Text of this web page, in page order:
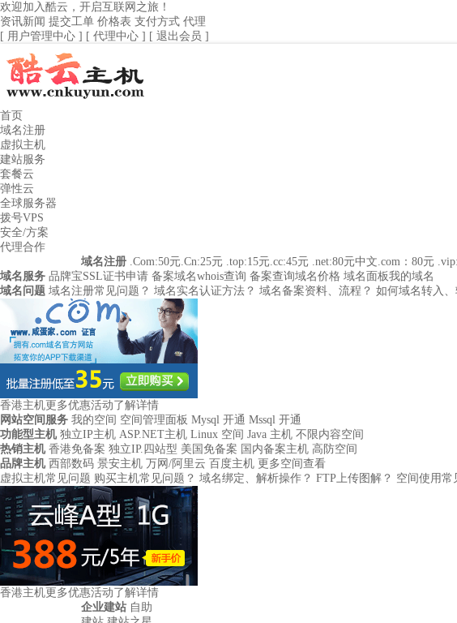
欢迎加入酷云，开启互联网之旅！
资讯新闻 提交工单 价格表 支付方式 代理
[ 用户管理中心 ] [ 代理中心 ] [ 退出会员 ]
首页
域名注册
虚拟主机
建站服务
套餐云
弹性云
全球服务器
拨号VPS
安全/方案
代理合作
域名注册 .Com:50元.Cn:25元 .top:15元.cc:45元 .net:80元中文.com：80元
域名服务 品牌宝SSL证书申请 备案域名whois查询 备案查询域名价格 域名面板我的域名
域名问题 域名注册常见问题？ 域名实名认证方法？ 域名备案资料、流程？ 如何域名转入、
香港主机更多优惠活动了解详情
网站空间服务 我的空间 空间管理面板 Mysql 开通 Mssql 开通
功能型主机 独立IP主机 ASP.NET主机 Linux 空间 Java 主机 不限内容空间
热销主机 香港免备案 独立IP.四站型 美国免备案 国内备案主机 高防空间
品牌主机 西部数码 景安主机 万网/阿里云 百度主机 更多空间查看
虚拟主机常见问题 购买主机常见问题？ 域名绑定、解析操作？ FTP上传图解？ 空间使用常
香港主机更多优惠活动了解详情
企业建站 自助